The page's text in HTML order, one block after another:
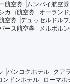
航空券 ムンバイ航空券
カゴ航空券 オーラン
空券 デュッセルドル
ース航空券 メルボル
バンコクホテル クア
ンドンホテル ローマホ